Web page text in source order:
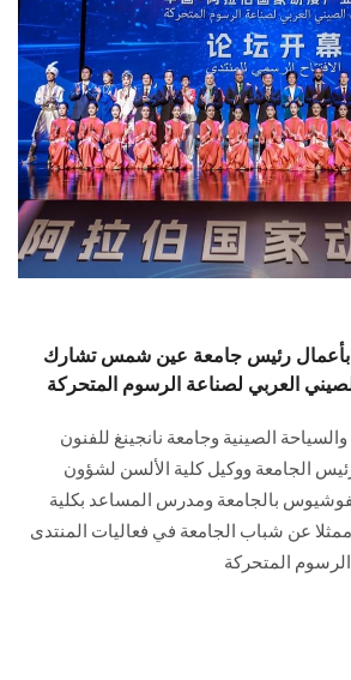
بأعمال رئيس جامعة عين شمس تشارك
العربي لصناعة الرسوم المتحركة
الصينية وجامعة نانجينغ للفنون
الجامعة ووكيل كلية الألسن لشؤون
بالجامعة ومدرس المساعد بكلية
عن شباب الجامعة في فعاليات المنتدى
المتحركة